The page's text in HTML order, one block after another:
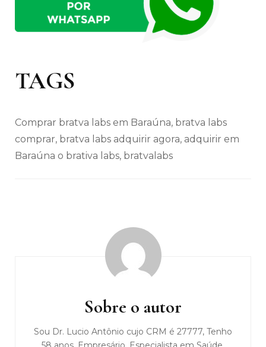
TAGS
Comprar bratva labs em Baraúna, bratva labs
comprar, bratva labs adquirir agora, adquirir em
Baraúna o brativa labs, bratvalabs
Sobre o autor
Sou Dr. Lucio Antônio cujo CRM é 27777, Tenho